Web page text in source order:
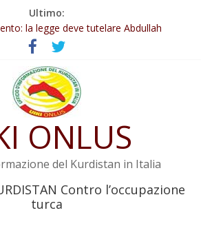
Ultimo:
negativa deve essere trasformata in
la legge deve tutelare Abdullah
KNK: Şengal è di nuovo sotto minaccia
situazione di Rêber Apo ostacolerebbe
internazionale contro i crimini di guerra
ONLUS
del Kurdistan in Italia
Contro l’occupazione
turca